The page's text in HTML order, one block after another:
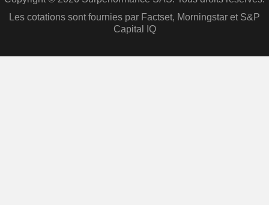
Les cotations sont fournies par Factset, Morningstar et S&P
Capital IQ